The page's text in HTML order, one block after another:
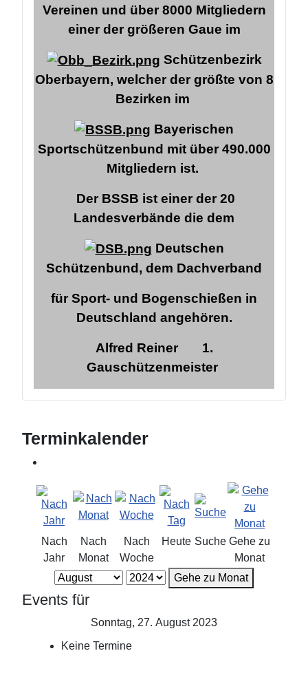
Vereinen und über 8000 Mitgliedern
einer der größeren Gaue im
Schützenbezirk
Oberbayern, welcher der größte von 8
Bezirken im
Bayerischen
Sportschützenbund mit über 490.000
Mitgliedern ist.
Der BSSB ist einer der 20
Landesverbände die dem
Deutschen
Schützenbund, dem Dachverband
für Sport- und Bogenschießen in
Deutschland angehören.
Alfred Reiner
1.
Gauschützenmeister
Terminkalender
Nach
Jahr
Nach
Monat
Nach
Woche
Heute Suche Gehe zu
Monat
Gehe zu Monat
Events für
Sonntag, 27. August 2023
Keine Termine